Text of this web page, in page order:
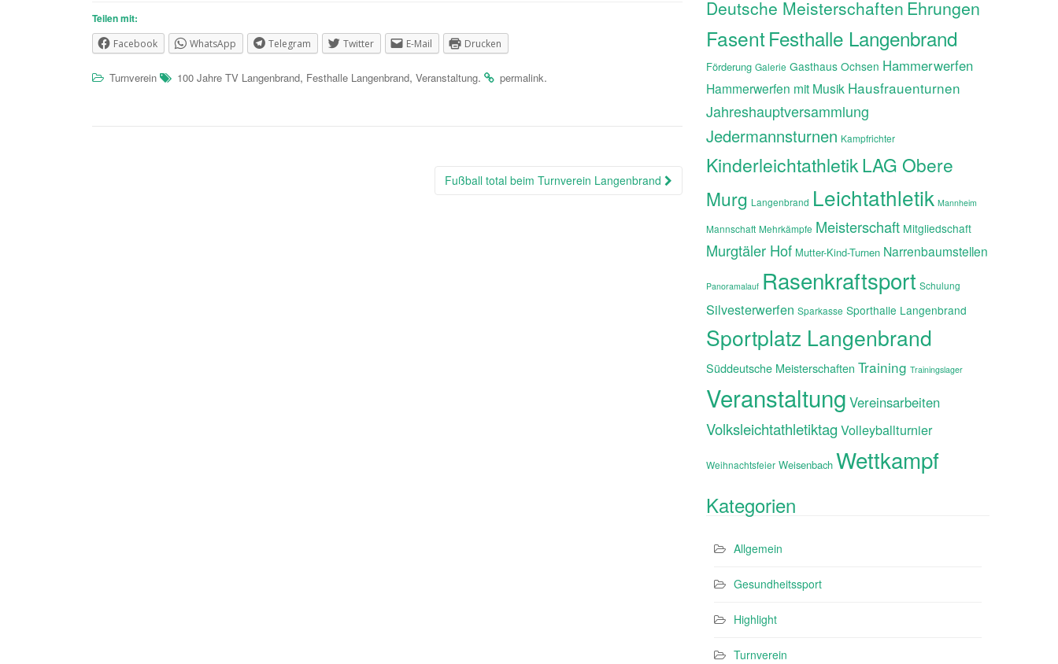
Teilen mit:
Facebook WhatsApp Telegram Twitter E-Mail Drucken
Turnverein 100 Jahre TV Langenbrand, Festhalle Langenbrand, Veranstaltung. permalink.
Fußball total beim Turnverein Langenbrand
Deutsche Meisterschaften Ehrungen
FasentFesthalle Langenbrand
Förderung Galerie Gasthaus Ochsen Hammerwerfen
Hammerwerfen mit Musik Hausfrauenturnen
Jahreshauptversammlung
Jedermannsturnen Kampfrichter
KinderleichtathletikLAG Obere
Murg Langenbrand Leichtathletik Mannheim
Mannschaft Mehrkämpfe Meisterschaft Mitgliedschaft
Murgtäler Hof Mutter-Kind-Turnen Narrenbaumstellen
Panoramalauf Rasenkraftsport Schulung
Silvesterwerfen Sparkasse Sporthalle Langenbrand
Sportplatz Langenbrand
Süddeutsche Meisterschaften Training Trainingslager
Veranstaltung Vereinsarbeiten
Volksleichtathletiktag Volleyballturnier
Weihnachtsfeier Weisenbach Wettkampf
Kategorien
Allgemein
Gesundheitssport
Highlight
Turnverein